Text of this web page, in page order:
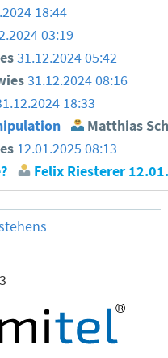
18:44
03:19
31.12.2024 05:42
31.12.2024 08:16
18:33
Matthias
12.01.2025 08:13
Felix Riesterer